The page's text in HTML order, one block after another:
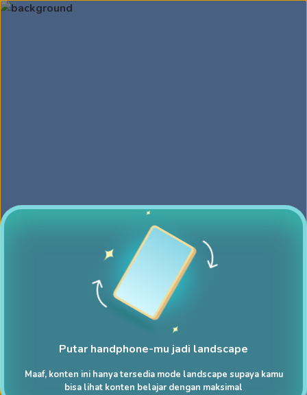
Putar handphone-mu jadi landscape
Maaf, konten ini hanya tersedia mode landscape supaya kamu
bisa lihat konten belajar dengan maksimal